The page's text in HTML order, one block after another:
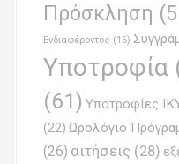
Πρόσκληση
Ενδιαφέροντος (16)
Υποτροφία
(61) Υποτροφίες
(22) Ωρολόγιο
(26) αιτήσεις (28)